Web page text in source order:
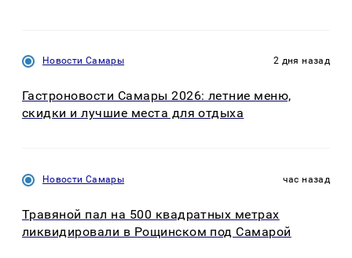
Новости Самары 2 дня назад
Гастроновости Самары 2026: летние меню,
скидки и лучшие места для отдыха
Новости Самары час назад
Травяной пал на 500 квадратных метрах
ликвидировали в Рощинском под Самарой